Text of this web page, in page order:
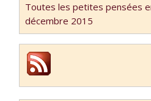
Toutes les petites pensées
décembre 2015